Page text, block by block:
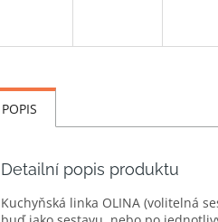
POPIS
Detailní popis produktu
Kuchyňská linka OLINA (volitelná